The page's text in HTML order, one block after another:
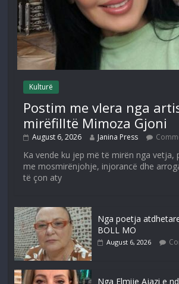
Kulturë
Postim me vlera nga
mirëfilltë Mimoza Gjoni
August 6, 2026 Janina Press
Ka vende ku jep më të mirën nga vetja,
me mosmirënjohje, injorancë dhe
të çon aty
Nga poetja
BOLL MO
August 6, 2026
Nga Elmije Ajazi e